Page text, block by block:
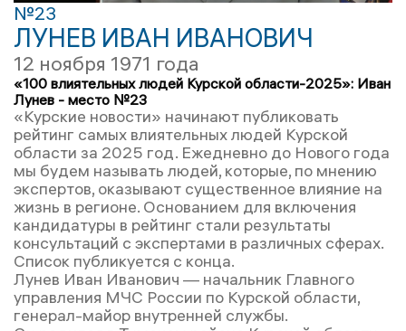
№23
ЛУНЕВ ИВАН ИВАНОВИЧ
12 ноября 1971 года
«100 влиятельных людей Курской области-2025»: Иван
Лунев - место №23
«Курские новости» начинают публиковать
рейтинг самых влиятельных людей Курской
области за 2025 год. Ежедневно до Нового года
мы будем называть людей, которые, по мнению
экспертов, оказывают существенное влияние на
жизнь в регионе. Основанием для включения
кандидатуры в рейтинг стали результаты
консультаций с экспертами в различных сферах.
Список публикуется с конца.
Лунев Иван Иванович — начальник Главного
управления МЧС России по Курской области,
генерал-майор внутренней службы.